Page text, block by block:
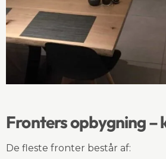
Fronters opbygning
De fleste fronter består af: